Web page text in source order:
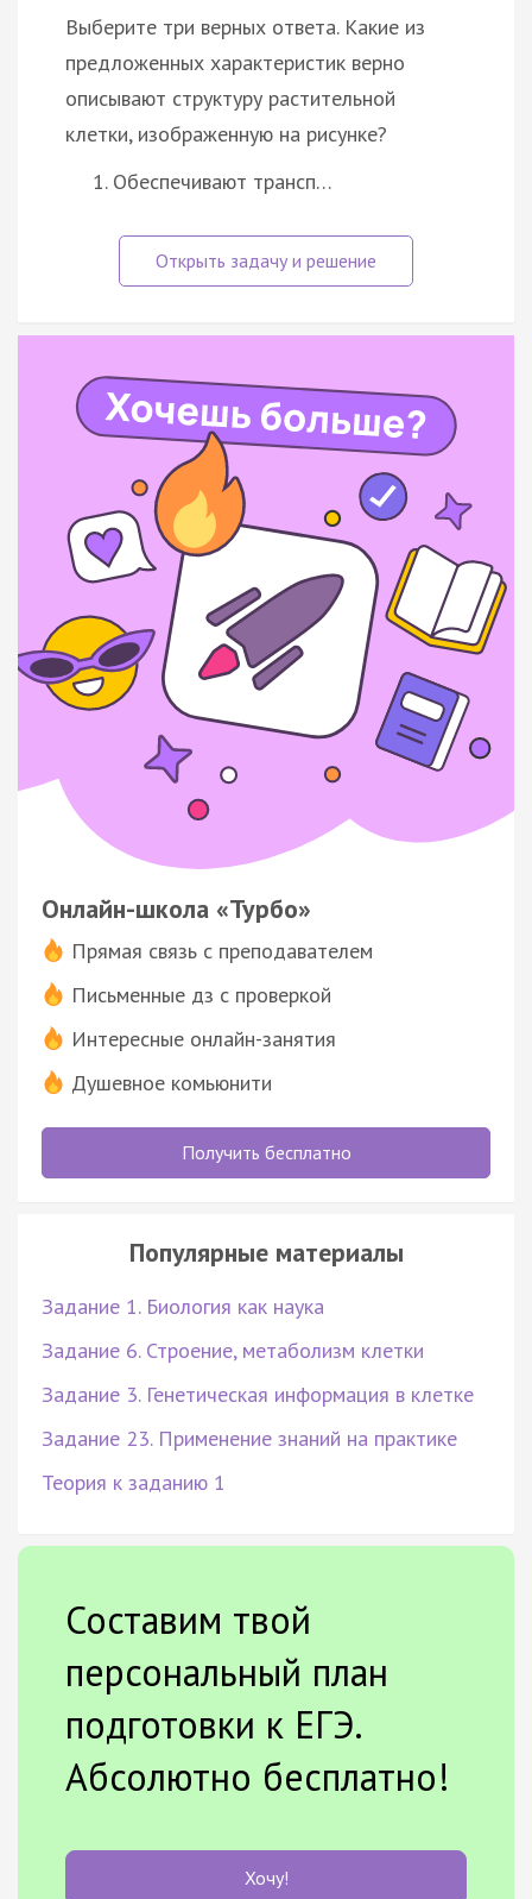
Выберите три верных ответа. Какие из
предложенных характеристик верно
описывают структуру растительной
клетки, изображенную на рисунке?
Обеспечивают трансп…
Онлайн-школа «Турбо»
Прямая связь с преподавателем
Письменные дз с проверкой
Интересные онлайн-занятия
Душевное комьюнити
Получить бесплатно
Популярные материалы
Задание 1. Биология как наука
Задание 6. Строение, метаболизм клетки
Задание 3. Генетическая информация в клетке
Задание 23. Применение знаний на практике
Теория к заданию 1
Составим твой
персональный план
подготовки к ЕГЭ.
Абсолютно бесплатно!
Хочу!